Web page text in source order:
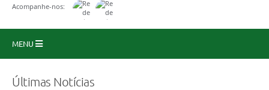
Acompanhe-nos:
MENU
Últimas Notícias